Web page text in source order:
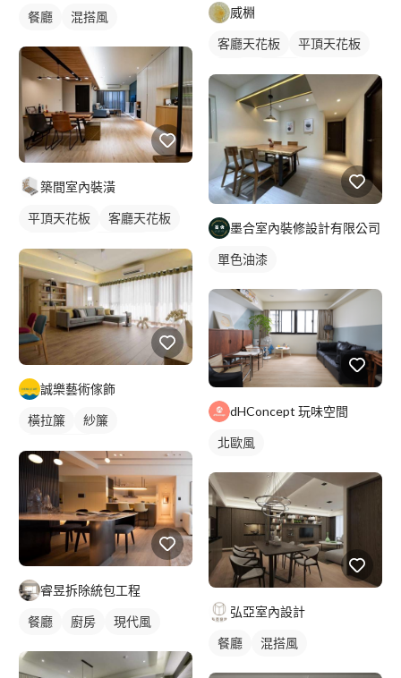
餐廳 混搭風
築間室內裝潢
平頂天花板
客廳天花板
吊燈
全室照明設計
客廳燈光設計
誠樂藝術傢飾
橫拉簾
紗簾
睿昱拆除統包工程
餐廳 廚房 現代風
威棩
客廳天花板
平頂天花板
墨合室內裝修設計有限公司
單色油漆
dHConcept 玩味空間
北歐風
弘亞室內設計
餐廳 混搭風